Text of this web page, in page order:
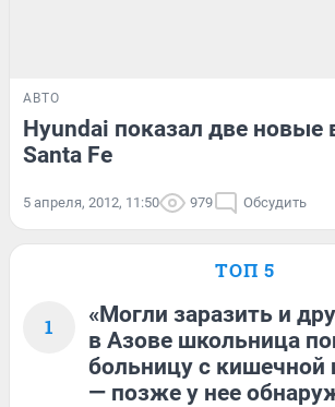
АВТО
Hyundai показал две новые
Santa Fe
5 апреля, 2012, 11:50 979 Обсудить
ТОП 5
1
«Могли заразить и
в Азове школьница
больницу с кишечной
— позже у нее